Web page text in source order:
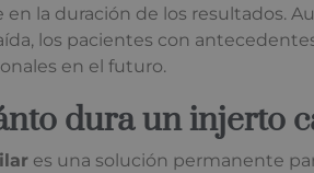
la duración de los resultados.
los pacientes con
en el futuro.
dura un injerto
es una solución permanente